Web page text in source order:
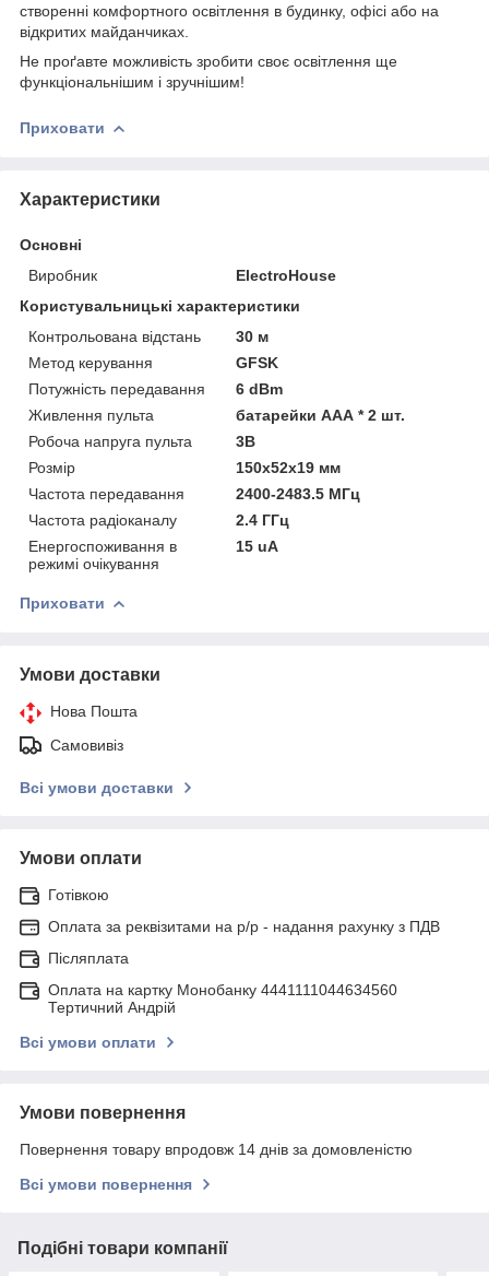
створенні комфортного освітлення в будинку, офісі або на
відкритих майданчиках.
Не проґавте можливість зробити своє освітлення ще
функціональнішим і зручнішим!
Приховати
Характеристики
Основні
Виробник
ElectroHouse
Користувальницькі характеристики
Контрольована відстань
30 м
Метод керування
GFSK
Потужність передавання
6 dBm
Живлення пульта
батарейки ААА * 2 шт.
Робоча напруга пульта
3В
Розмір
150х52х19 мм
Частота передавання
2400-2483.5 МГц
Частота радіоканалу
2.4 ГГц
Енергоспоживання в
режимі очікування
15 uА
Приховати
Умови доставки
Нова Пошта
Самовивіз
Всі умови доставки
Умови оплати
Готівкою
Оплата за реквізитами на р/р - надання рахунку з ПДВ
Післяплата
Оплата на картку Монобанку 4441111044634560
Тертичний Андрій
Всі умови оплати
Умови повернення
Повернення товару впродовж 14 днів за домовленістю
Всі умови повернення
Подібні товари компанії